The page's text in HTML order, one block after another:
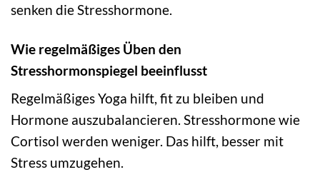
senken die Stresshormone.
Wie regelmäßiges Üben den
Stresshormonspiegel beeinflusst
Regelmäßiges Yoga hilft, fit zu bleiben und
Hormone auszubalancieren. Stresshormone wie
Cortisol werden weniger. Das hilft, besser mit
Stress umzugehen.